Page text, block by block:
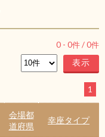
0 - 0件 /0件
1
会場都
道府県
幸座タイプ